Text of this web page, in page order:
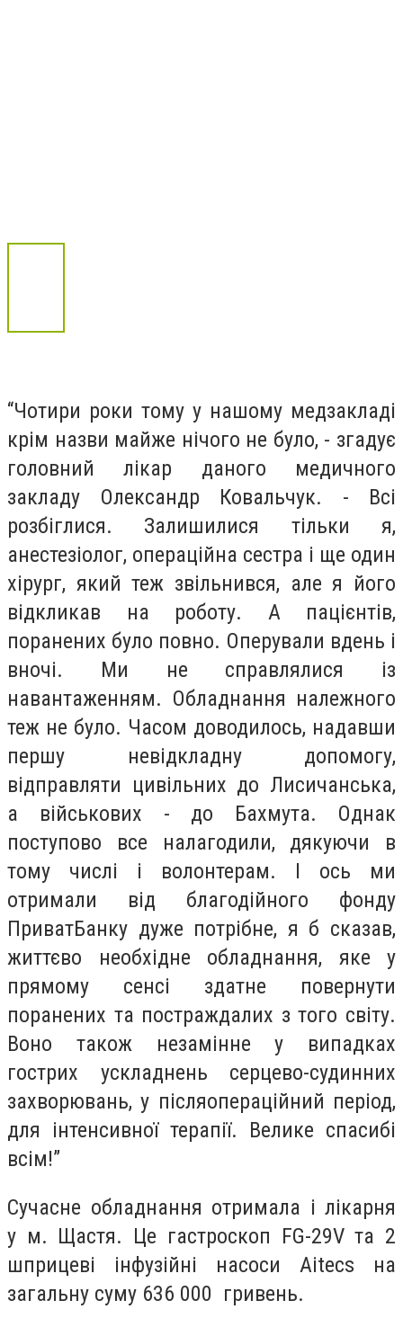
“Чотири роки тому у нашому медзакладі
крім назви майже нічого не було, - згадує
головний лікар даного медичного
закладу Олександр Ковальчук. - Всі
розбіглися. Залишилися тільки я,
анестезіолог, операційна сестра і ще один
хірург, який теж звільнився, але я його
відкликав на роботу. А пацієнтів,
поранених було повно. Оперували вдень і
вночі. Ми не справлялися із
навантаженням. Обладнання належного
теж не було. Часом доводилось, надавши
першу невідкладну допомогу,
відправляти цивільних до Лисичанська,
а військових - до Бахмута. Однак
поступово все налагодили, дякуючи в
тому числі і волонтерам. І ось ми
отримали від благодійного фонду
ПриватБанку дуже потрібне, я б сказав,
життєво необхідне обладнання, яке у
прямому сенсі здатне повернути
поранених та постраждалих з того світу.
Воно також незамінне у випадках
гострих ускладнень серцево-судинних
захворювань, у післяопераційний період,
для інтенсивної терапії. Велике спасибі
всім!”
Сучасне обладнання отримала і лікарня
у м. Щастя. Це гастроскоп FG-29V та 2
шприцеві інфузійні насоси Aitecs на
загальну суму 636 000 гривень.